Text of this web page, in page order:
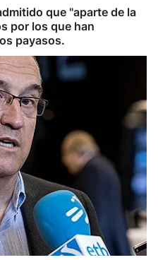
que "aparte de la
por los que han
payasos.